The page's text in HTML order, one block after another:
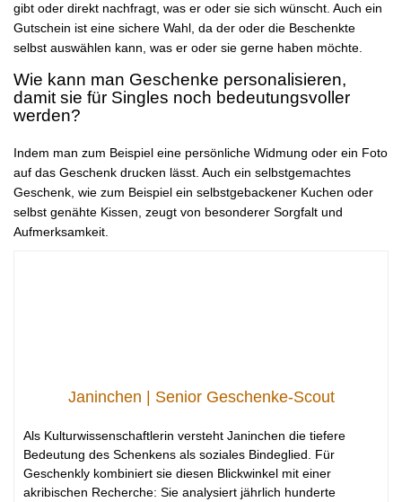
gibt oder direkt nachfragt, was er oder sie sich wünscht. Auch ein
Gutschein ist eine sichere Wahl, da der oder die Beschenkte
selbst auswählen kann, was er oder sie gerne haben möchte.
Wie kann man Geschenke personalisieren,
damit sie für Singles noch bedeutungsvoller
werden?
Indem man zum Beispiel eine persönliche Widmung oder ein Foto
auf das Geschenk drucken lässt. Auch ein selbstgemachtes
Geschenk, wie zum Beispiel ein selbstgebackener Kuchen oder
selbst genähte Kissen, zeugt von besonderer Sorgfalt und
Aufmerksamkeit.
Janinchen | Senior Geschenke-Scout
Als Kulturwissenschaftlerin versteht Janinchen die tiefere
Bedeutung des Schenkens als soziales Bindeglied. Für
Geschenkly kombiniert sie diesen Blickwinkel mit einer
akribischen Recherche: Sie analysiert jährlich hunderte